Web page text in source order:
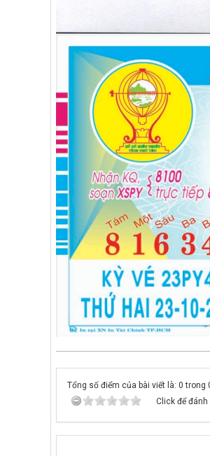
Tổng số điểm của bài viết là: 0 trong
Click để đánh